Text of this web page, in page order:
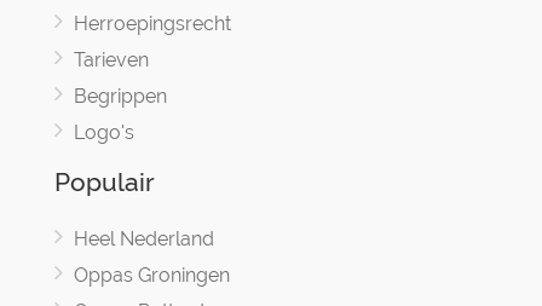
Herroepingsrecht
Tarieven
Begrippen
Logo's
Populair
Heel Nederland
Oppas Groningen